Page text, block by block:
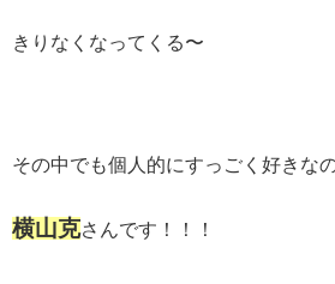
きりなくなってくる〜
その中でも個人的にすっごく好きな
横山克さんです！！！